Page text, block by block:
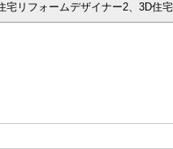
リフォームデザイナー2、3D住